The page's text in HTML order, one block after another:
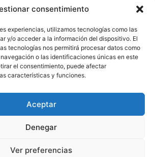
consentimiento
experiencias, utilizamos tecnologías como las
y/o acceder a la información del dispositivo. El
tecnologías nos permitirá procesar datos como
o las identificaciones únicas en este
el consentimiento, puede afectar
características y funciones.
Aceptar
Denegar
Ver preferencias
| Política de Cookies|Aviso
Legal|Codi ètic|Tarifes de Publicitat